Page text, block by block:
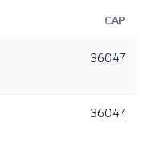
CAP
36047
36047